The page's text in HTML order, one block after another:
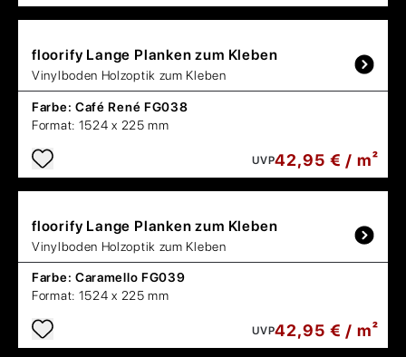
floorify Lange Planken zum Kleben
Vinylboden Holzoptik zum Kleben
Farbe: Café René FG038
Format: 1524 x 225 mm
UVP42,95 € / m²
floorify Lange Planken zum Kleben
Vinylboden Holzoptik zum Kleben
Farbe: Caramello FG039
Format: 1524 x 225 mm
UVP42,95 € / m²